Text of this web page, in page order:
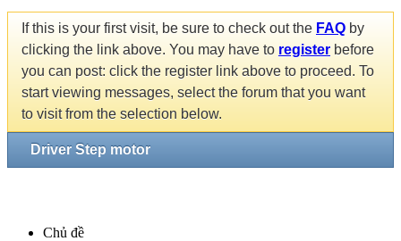
If this is your first visit, be sure to check out the FAQ by
clicking the link above. You may have to register before
you can post: click the register link above to proceed. To
start viewing messages, select the forum that you want
to visit from the selection below.
Driver Step motor
Chủ đề